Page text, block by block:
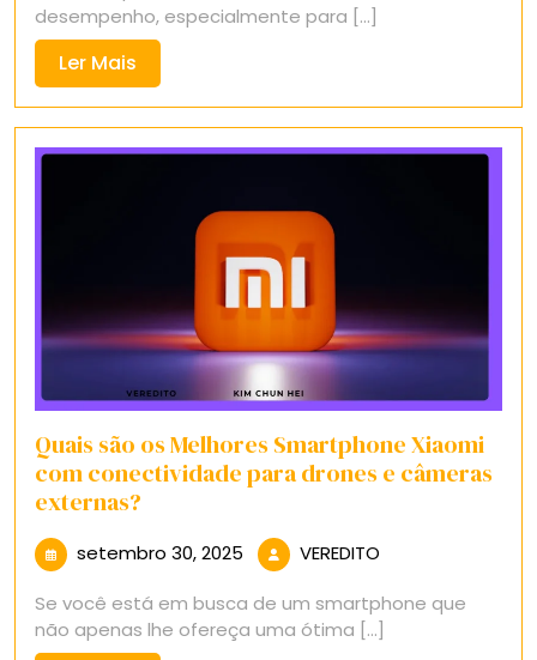
desempenho, especialmente para [...]
Ler Mais
Mais
Quais são os Melhores Smartphone Xiaomi
com conectividade para drones e câmeras
externas?
setembro 30, 2025 setembro
30,
2025
VEREDITO
Se você está em busca de um smartphone que
não apenas lhe ofereça uma ótima [...]